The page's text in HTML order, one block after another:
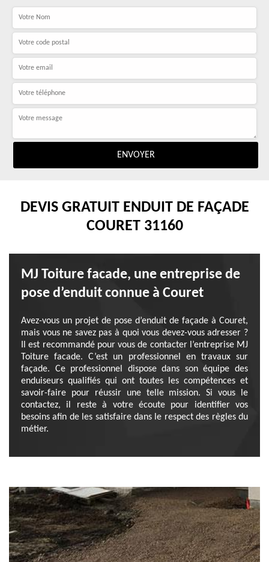
DEVIS GRATUIT ENDUIT DE FAÇADE
COURET 31160
MJ Toiture facade, une entreprise de
pose d’enduit connue à Couret
Avez-vous un projet de pose d’enduit de façade à Couret,
mais vous ne savez pas à quoi vous devez-vous adresser ?
Il est recommandé pour vous de contacter l’entreprise MJ
Toiture facade. C’est un professionnel en travaux sur
façade. Ce professionnel dispose dans son équipe des
enduiseurs qualifiés qui ont toutes les compétences et
savoir-faire pour réussir une telle mission. Si vous le
contactez, il reste à votre écoute pour identifier vos
besoins afin de les satisfaire dans le respect des règles du
métier.